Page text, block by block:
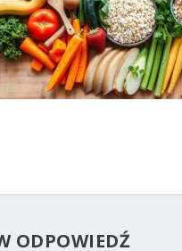
ODPOWIEDŹ